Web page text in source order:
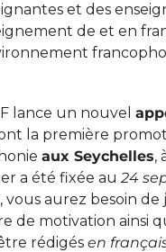
et des
de et en
lance un nouvel
la première
aux Seychelles,
a été fixée au24
vous aurez besoin
de motivation ainsi
rédigés en